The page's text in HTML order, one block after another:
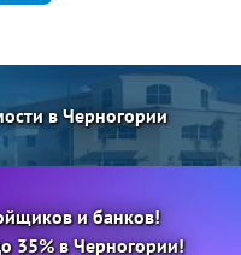
в Черногории
и банков!
35% в Черногории!